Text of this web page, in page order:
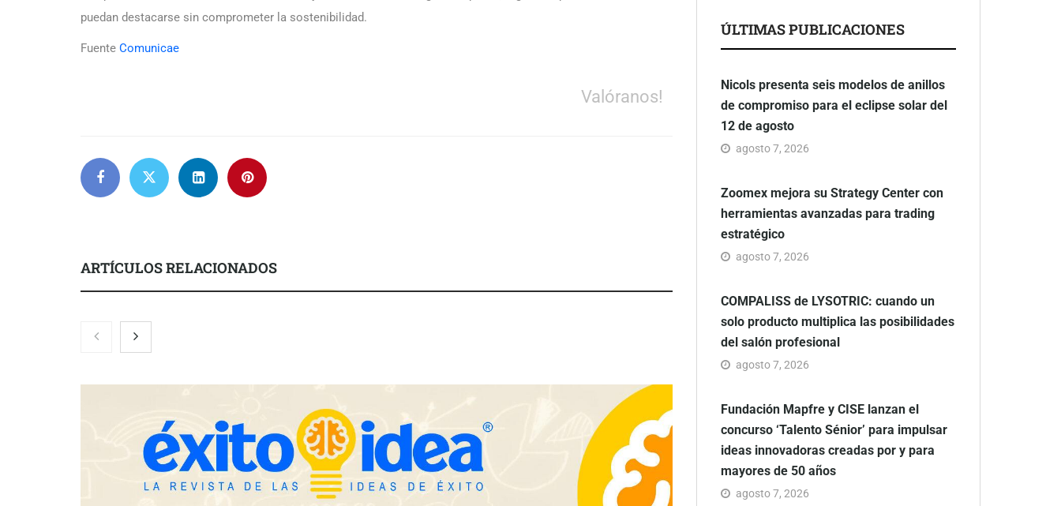
puedan destacarse sin comprometer la sostenibilidad.
Fuente Comunicae
Valóranos!
ARTÍCULOS RELACIONADOS
Nicols presenta seis modelos de
anillos de compromiso para el
Fundación Mapfre y CISE lanzan
el concurso ‘Talento Sénior’ para
impulsar ideas innovadoras
creadas por y para mayores de 50
NOVA: innovación y diseño que
transforman espacios de la mano
de Tormo Franquicias
ÚLTIMAS PUBLICACIONES
Nicols presenta seis modelos de anillos
de compromiso para el eclipse solar del
12 de agosto
agosto 7, 2026
Zoomex mejora su Strategy Center con
herramientas avanzadas para trading
estratégico
agosto 7, 2026
COMPALISS de LYSOTRIC: cuando un
solo producto multiplica las posibilidades
del salón profesional
agosto 7, 2026
Fundación Mapfre y CISE lanzan el
concurso ‘Talento Sénior’ para impulsar
ideas innovadoras creadas por y para
mayores de 50 años
agosto 7, 2026